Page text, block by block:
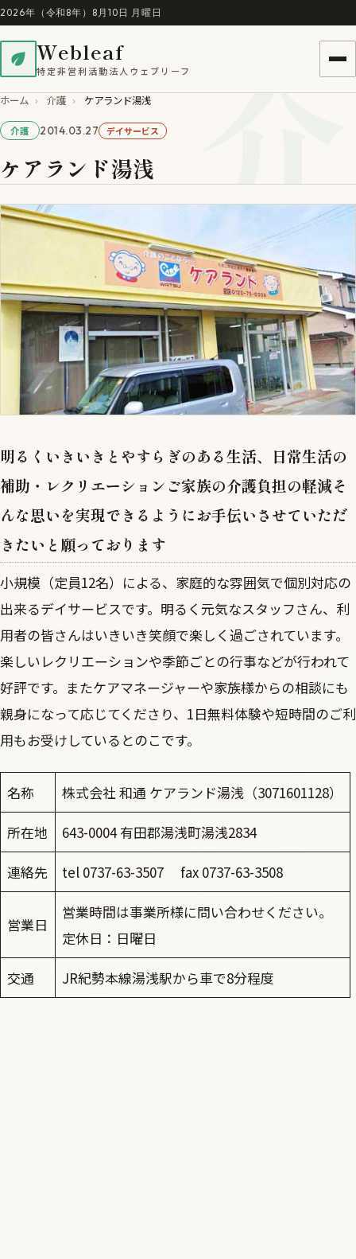
2026年（令和8年）8月10日 月曜日
Webleaf
特定非営利活動法人ウェブリーフ 介
ホーム › 介護 › ケアランド湯浅
介護 2014.03.27 デイサービス
ケアランド湯浅
明るくいきいきとやすらぎのある生活、日常生活の
補助・レクリエーションご家族の介護負担の軽減そ
んな思いを実現できるようにお手伝いさせていただ
きたいと願っております
小規模（定員12名）による、家庭的な雰囲気で個別対応の
出来るデイサービスです。明るく元気なスタッフさん、利
用者の皆さんはいきいき笑顔で楽しく過ごされています。
楽しいレクリエーションや季節ごとの行事などが行われて
好評です。またケアマネージャーや家族様からの相談にも
親身になって応じてくださり、1日無料体験や短時間のご利
用もお受けしているとのこです。
名称
株式会社 和通 ケアランド湯浅（3071601128）
所在地
643-0004 有田郡湯浅町湯浅2834
連絡先
tel 0737-63-3507 fax 0737-63-3508
営業日
営業時間は事業所様に問い合わせください。
定休日：日曜日
交通
JR紀勢本線湯浅駅から車で8分程度